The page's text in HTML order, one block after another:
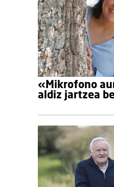
«Mikrofono
aldiz jartzea